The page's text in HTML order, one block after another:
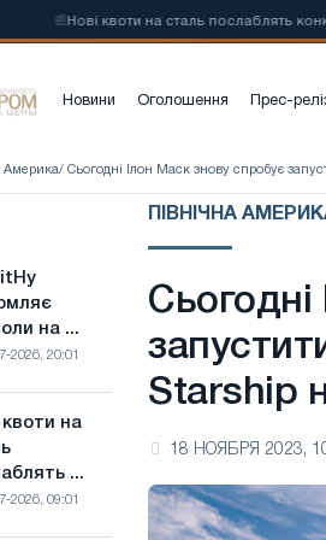
Нові квоти на сталь послаблять
Новини Оголошення Прес-
Америка/ Сьогодні Ілон Маск знову спробує
на ...
2026, 20:01
квоти на
...
2026, 09:01
ПІВНІЧНА
Starship
18 НОЯБРЯ 2023,